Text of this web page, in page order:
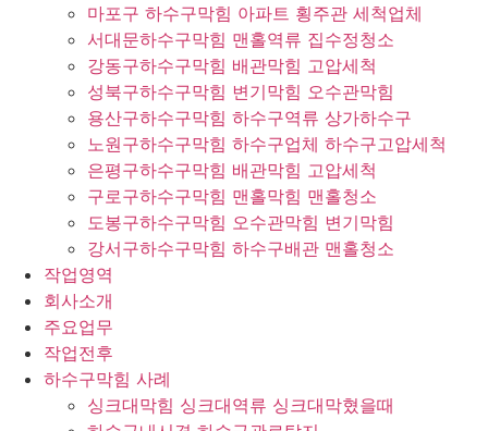
마포구 하수구막힘 아파트 횡주관 세척업체
서대문하수구막힘 맨홀역류 집수정청소
강동구하수구막힘 배관막힘 고압세척
성북구하수구막힘 변기막힘 오수관막힘
용산구하수구막힘 하수구역류 상가하수구
노원구하수구막힘 하수구업체 하수구고압세척
은평구하수구막힘 배관막힘 고압세척
구로구하수구막힘 맨홀막힘 맨홀청소
도봉구하수구막힘 오수관막힘 변기막힘
강서구하수구막힘 하수구배관 맨홀청소
작업영역
회사소개
주요업무
작업전후
하수구막힘 사례
싱크대막힘 싱크대역류 싱크대막혔을때